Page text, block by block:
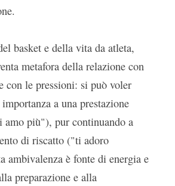
basket e della vita da atleta,
metafora della relazione con
con le pressioni: si può voler
a una prestazione
amo più"), pur continuando a
di riscatto ("ti adoro
ambivalenza è fonte di energia e
preparazione e alla